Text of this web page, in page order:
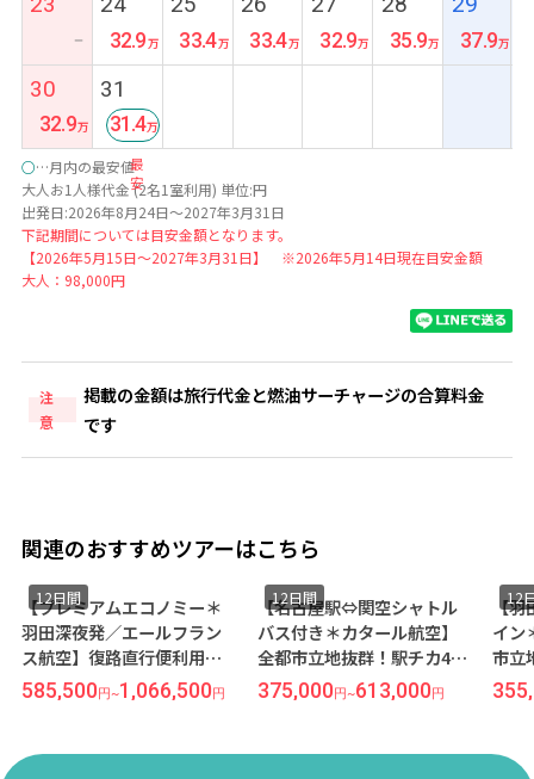
ー 32.9 33.4 33.4 32.9 35.9 37.9
30
32.9
31
最
安
31.4
○…月内の最安値
大人お1人様代金 (2名1室利用) 単位:円
出発日:2026年8月24日～2027年3月31日
下記期間については目安金額となります。
【2026年5月15日～2027年3月31日】 ※2026年5月14日現在目安金額
大人：98,000円
注
意
掲載の金額は旅行代金と燃油サーチャージの合算料金
です
関連のおすすめツアーはこちら
【プレミアムエコノミー＊
羽田深夜発／エールフラン
ス航空】復路直行便利用◆
全都市立地抜群！駅チカ4ッ
星ホテル指定◆高速鉄道ユ
市周遊＜ロンドン×ブリュ
12日間
585,500 円~1,066,500 円
【名古屋駅⇔関空シャトル
バス付き＊カタール航空】
全都市立地抜群！駅チカ4ッ
星ホテル指定◆高速鉄道ユ
ーロスターで巡る西欧＊3都
ッセル×パリ＞12日間
12日間
375,000 円~613,000 円
【
イン
市立
テル
ス
ル×
12